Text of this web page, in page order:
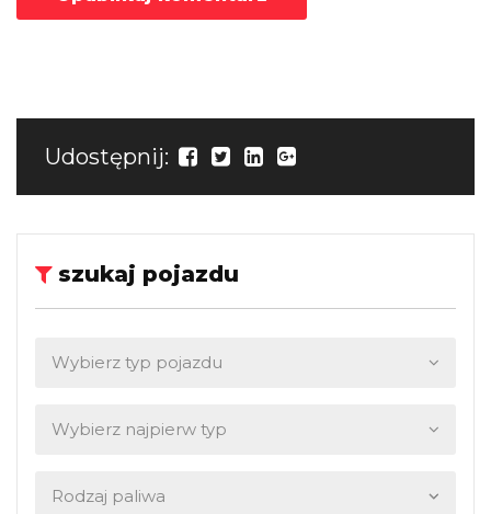
Udostępnij:
szukaj pojazdu